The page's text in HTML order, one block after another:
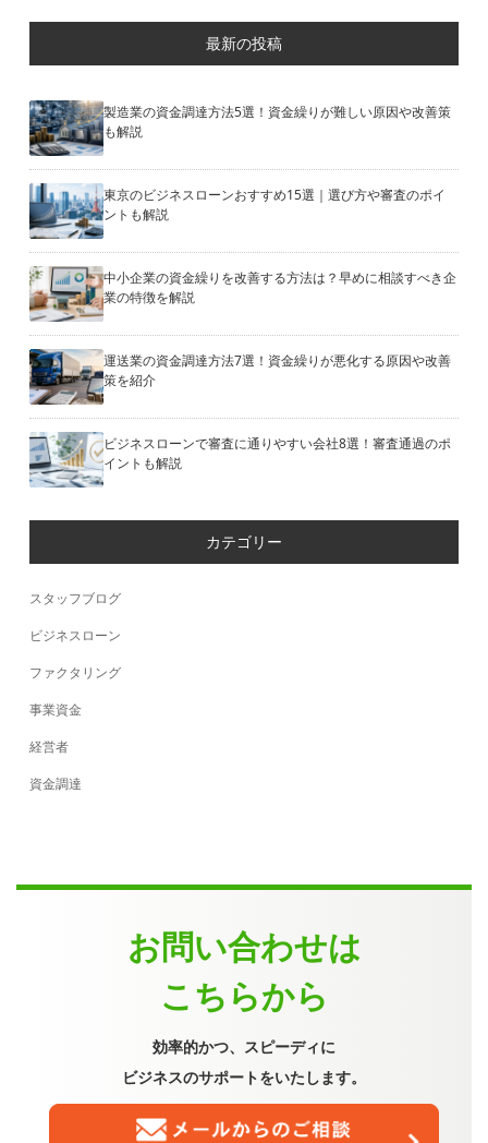
最新の投稿
製造業の資金調達方法5選！資金繰りが難しい原因や改善策
も解説
東京のビジネスローンおすすめ15選｜選び方や審査のポイ
ントも解説
中小企業の資金繰りを改善する方法は？早めに相談すべき企
業の特徴を解説
運送業の資金調達方法7選！資金繰りが悪化する原因や改善
策を紹介
ビジネスローンで審査に通りやすい会社8選！審査通過のポ
イントも解説
カテゴリー
スタッフブログ
ビジネスローン
ファクタリング
事業資金
経営者
資金調達
お問い合わせは
こちらから
効率的かつ、スピーディに
ビジネスのサポートをいたします。